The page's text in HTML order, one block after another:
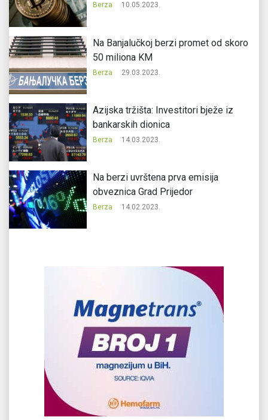
Berza 10.05.2023.
Na Banjalučkoj berzi promet od skoro
50 miliona KM
Berza 29.03.2023.
Azijska tržišta: Investitori bježe iz
bankarskih dionica
Berza 14.03.2023.
Na berzi uvrštena prva emisija
obveznica Grad Prijedor
Berza 14.02.2023.